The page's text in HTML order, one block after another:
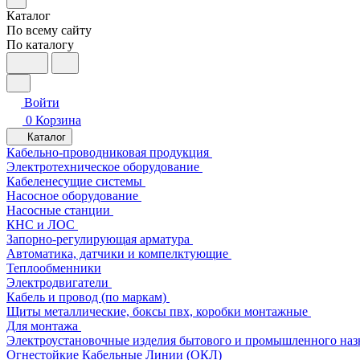
Каталог
По всему сайту
По каталогу
Войти
0 Корзина
Каталог
Кабельно-проводниковая продукция
Электротехническое оборудование
Кабеленесущие системы
Насосное оборудование
Насосные станции
КНС и ЛОС
Запорно-регулирующая арматура
Автоматика, датчики и компелктующие
Теплообменники
Электродвигатели
Кабель и провод (по маркам)
Щиты металлические, боксы пвх, коробки монтажные
Для монтажа
Электроустановочные изделия бытового и промышленного
Огнестойкие Кабельные Линии (ОКЛ)